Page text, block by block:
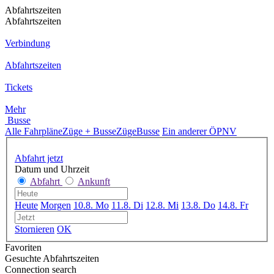
Abfahrtszeiten
Abfahrtszeiten
Verbindung
Abfahrtszeiten
Tickets
Mehr
Busse
Alle FahrpläneZüge + BusseZügeBusse Ein anderer ÖPNV
Abfahrt jetzt
Datum und Uhrzeit
Abfahrt
Ankunft
Heute Morgen 10.8. Mo 11.8. Di 12.8. Mi 13.8. Do 14.8. Fr
Stornieren OK
Favoriten
Gesuchte Abfahrtszeiten
Connection search